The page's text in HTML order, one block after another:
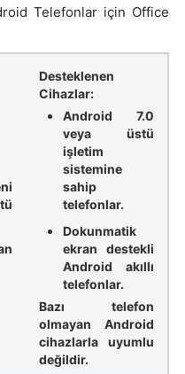
Telefonlar için Office
Desteklenen
Cihazlar:
Android 7.0
veya üstü
işletim
sistemine
sahip
telefonlar.
Dokunmatik
ekran destekli
Android akıllı
telefonlar.
Bazı telefon
olmayan Android
cihazlarla uyumlu
değildir.